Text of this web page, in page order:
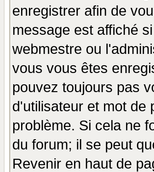
enregistrer afin de
message est affiché
webmestre ou
vous vous êtes
pouvez toujours pas
d'utilisateur et mot de
problème. Si cela ne
du forum; il se peut
Revenir en haut de